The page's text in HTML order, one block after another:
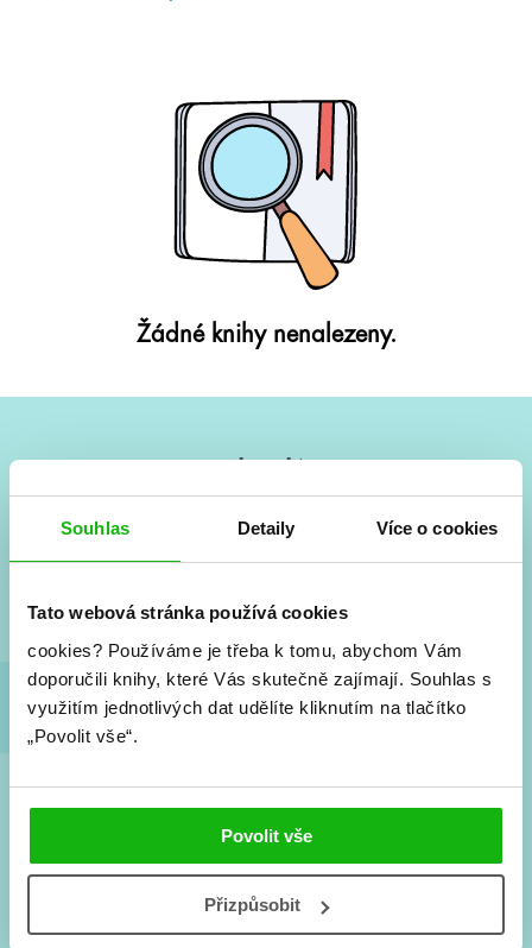
Souhlas Detaily Více o cookies
Tato webová stránka používá cookies
cookies? Používáme je třeba k tomu, abychom Vám
doporučili knihy, které Vás skutečně zajímají. Souhlas s
využitím jednotlivých dat udělíte kliknutím na tlačítko
„Povolit vše“.
Povolit vše
Přizpůsobit
Žádné knihy nenalezeny.
Vše kolem #youngadult každý měsíc rovnou do mailu!
a seriálové adaptace a další.
Souhlasím spodmínkami zpracování osobních údajů
Tvá e-mailová adresa je u nás v bezpečí. Přečti si